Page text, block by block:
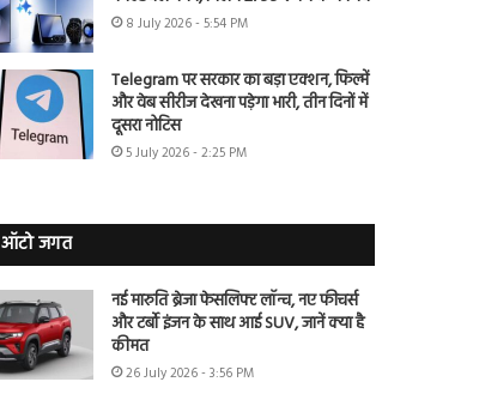
8 July 2026 - 5:54 PM
Telegram पर सरकार का बड़ा एक्शन, फिल्में
और वेब सीरीज देखना पड़ेगा भारी, तीन दिनों में
दूसरा नोटिस
5 July 2026 - 2:25 PM
ऑटो जगत
नई मारुति ब्रेजा फेसलिफ्ट लॉन्च, नए फीचर्स
और टर्बो इंजन के साथ आई SUV, जानें क्या है
कीमत
26 July 2026 - 3:56 PM